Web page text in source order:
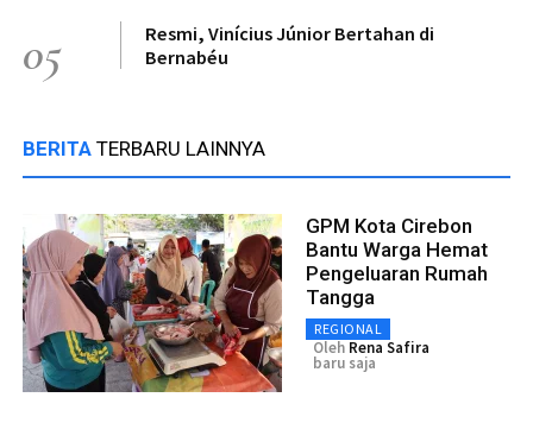
05
Resmi, Vinícius Júnior Bertahan di
Bernabéu
BERITA TERBARU LAINNYA
GPM Kota Cirebon
Bantu Warga Hemat
Pengeluaran Rumah
Tangga
REGIONAL
Oleh Rena Safira
baru saja